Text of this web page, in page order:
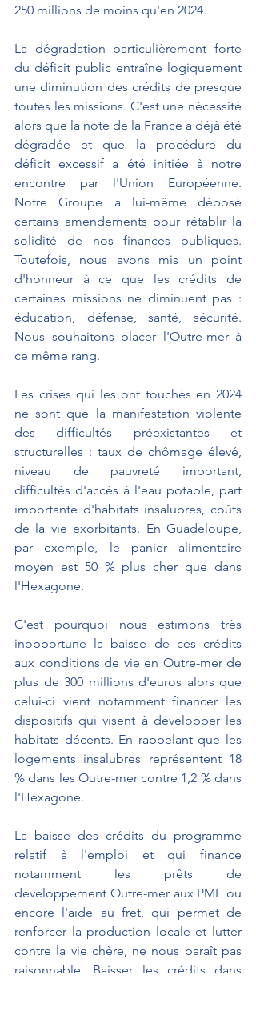
250 millions de moins qu'en 2024.
La dégradation particulièrement forte
du déficit public entraîne logiquement
une diminution des crédits de presque
toutes les missions. C'est une nécessité
alors que la note de la France a déjà été
dégradée et que la procédure du
déficit excessif a été initiée à notre
encontre par l'Union Européenne.
Notre Groupe a lui-même déposé
certains amendements pour rétablir la
solidité de nos finances publiques.
Toutefois, nous avons mis un point
d'honneur à ce que les crédits de
certaines missions ne diminuent pas :
éducation, défense, santé, sécurité.
Nous souhaitons placer l'Outre-mer à
ce même rang.
Les crises qui les ont touchés en 2024
ne sont que la manifestation violente
des difficultés préexistantes et
structurelles : taux de chômage élevé,
niveau de pauvreté important,
difficultés d'accès à l'eau potable, part
importante d'habitats insalubres, coûts
de la vie exorbitants. En Guadeloupe,
par exemple, le panier alimentaire
moyen est 50 % plus cher que dans
l'Hexagone.
C'est pourquoi nous estimons très
inopportune la baisse de ces crédits
aux conditions de vie en Outre-mer de
plus de 300 millions d'euros alors que
celui-ci vient notamment financer les
dispositifs qui visent à développer les
habitats décents. En rappelant que les
logements insalubres représentent 18
% dans les Outre-mer contre 1,2 % dans
l'Hexagone.
La baisse des crédits du programme
relatif à l'emploi et qui finance
notamment les prêts de
développement Outre-mer aux PME ou
encore l'aide au fret, qui permet de
renforcer la production locale et lutter
contre la vie chère, ne nous paraît pas
raisonnable. Baisser les crédits dans